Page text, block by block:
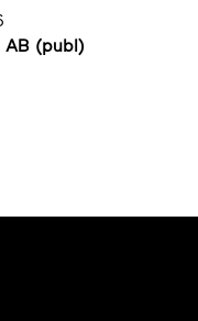
AB (publ)